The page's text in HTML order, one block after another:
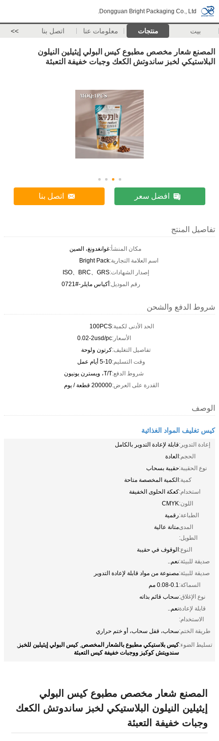
Dongguan Bright Packaging Co., Ltd.
بيت منتجات معلومات عنا اتصل بنا >>
المصنع شعار مخصص مطبوع كيس البولي إيثيلين النيلون
البلاستيكي لخبز ساندوتش الكعك وجبات خفيفة التعبئة
افضل سعر اتصل بنا
تفاصيل المنتج
مكان المنشأ:غوانغدونغ، الصين
اسم العلامة التجارية:Bright Pack
إصدار الشهادات:ISO、BRC、GRS
رقم الموديل:أكياس مايلر-#0721
شروط الدفع والشحن
الحد الأدنى لكمية:100PCS
الأسعار:0.02-2usd/pc
تفاصيل التغليف:كرتون ولوحة
وقت التسليم:5-10 أيام عمل
شروط الدفع:T/T، ويسترن يونيون
القدرة على العرض:200000 قطعة / يوم
الوصف
كيس تغليف المواد الغذائية
إعادة التدوير:قابلة لإعادة التدوير بالكامل
الحجم:العادة
نوع الحقيبة:حقيبة بسحاب
كمية:الكمية المخصصة متاحة
استخدام:كعكة الحلوى الخفيفة
اللون:CMYK
الطباعة:رقمية
المدى
الطويل:
متانة عالية
النوع:الوقوف في حقيبة
صديقة للبيئة:نعم..
صديقة للبيئة:مصنوعة من مواد قابلة لإعادة التدوير
السماكة:0.08-0.1 مم
نوع الإغلاق:سحاب قائم بذاته
قابلة لإعادة
الاستخدام:
نعم..
طريقة الختم:سحاب، قفل سحاب، أو ختم حراري
تسليط الضوء:كيس بلاستيكي مطبوع بالشعار المخصص,كيس البولي إيثيلين للخبز ,
سندويتش كوكيز ووجبات خفيفة كيس التعبئة
المصنع شعار مخصص مطبوع كيس البولي
إيثيلين النيلون البلاستيكي لخبز ساندوتش الكعك
وجبات خفيفة التعبئة